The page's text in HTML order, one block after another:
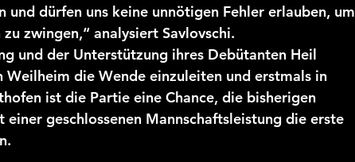
und dürfen uns keine unnötigen Fehler erlauben, um
zwingen,“ analysiert Savlovschi.
und der Unterstützung ihres Debütanten Heil
die Wende einzuleiten und erstmals in
ist die Partie eine Chance, die bisherigen
einer geschlossenen Mannschaftsleistung die erste